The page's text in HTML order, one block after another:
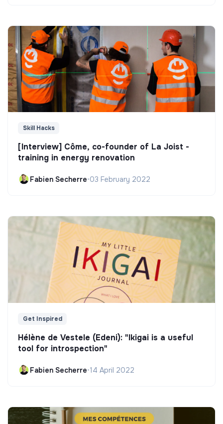
Skill Hacks
[Interview] Côme, co-founder of La Joist -
training in energy renovation
Fabien Secherre•03 February 2022
Get Inspired
Hélène de Vestele (Edeni): "Ikigai is a useful
tool for introspection"
Fabien Secherre•14 April 2022